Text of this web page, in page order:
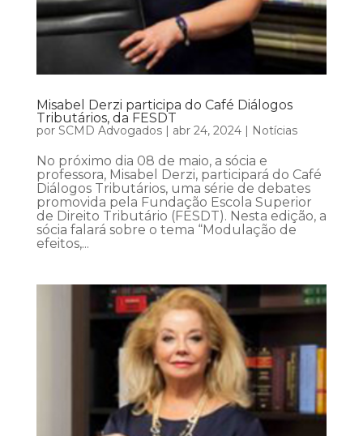
Misabel Derzi participa do Café Diálogos
Tributários, da FESDT
por SCMD Advogados| abr 24, 2024| Notícias
No próximo dia 08 de maio, a sócia e
professora, Misabel Derzi, participará do Café
Diálogos Tributários, uma série de debates
promovida pela Fundação Escola Superior
de Direito Tributário (FESDT). Nesta edição, a
sócia falará sobre o tema “Modulação de
efeitos,...